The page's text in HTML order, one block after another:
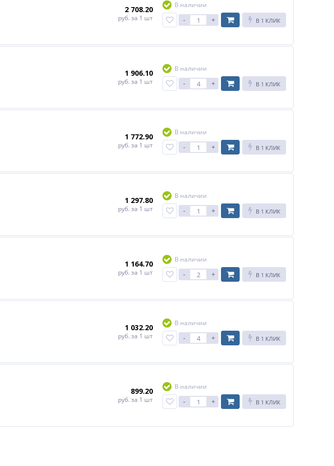
2 708.20
руб. за 1 шт
В наличии
- + В 1 КЛИК
1 906.10
руб. за 1 шт
В наличии
- + В 1 КЛИК
1 772.90
руб. за 1 шт
В наличии
- + В 1 КЛИК
1 297.80
руб. за 1 шт
В наличии
- + В 1 КЛИК
1 164.70
руб. за 1 шт
В наличии
- + В 1 КЛИК
1 032.20
руб. за 1 шт
В наличии
- + В 1 КЛИК
899.20
руб. за 1 шт
В наличии
- + В 1 КЛИК